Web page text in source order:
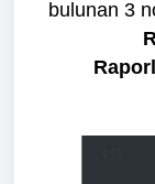
bulunan 3